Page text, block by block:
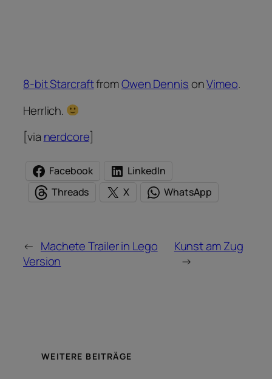
8-bit StarcraftfromOwen DennisonVimeo.
Herrlich.
[via nerdcore]
Facebook
LinkedIn
Threads
X WhatsApp
← Machete Trailer in Lego
Version
Kunst am Zug
→
WEITERE BEITRÄGE